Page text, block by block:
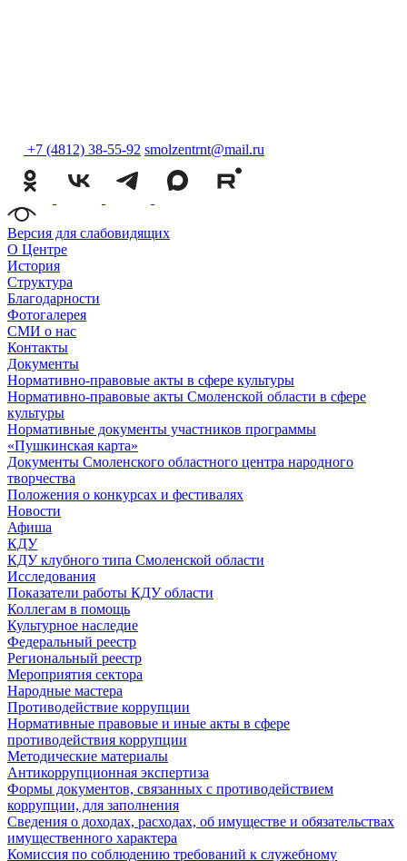
+7 (4812) 38-55-92 smolzentrnt@mail.ru
Версия для слабовидящих
О Центре
История
Структура
Благодарности
Фотогалерея
СМИ о нас
Контакты
Документы
Нормативно-правовые акты в сфере культуры
Нормативно-правовые акты Смоленской области в сфере
культуры
Нормативные документы участников программы
«Пушкинская карта»
Документы Смоленского областного центра народного
творчества
Положения о конкурсах и фестивалях
Новости
Афиша
КДУ
КДУ клубного типа Смоленской области
Исследования
Показатели работы КДУ области
Коллегам в помощь
Культурное наследие
Федеральный реестр
Региональный реестр
Мероприятия сектора
Народные мастера
Противодействие коррупции
Нормативные правовые и иные акты в сфере
противодействия коррупции
Методические материалы
Антикоррупционная экспертиза
Формы документов, связанных с противодействием
коррупции, для заполнения
Сведения о доходах, расходах, об имуществе и обязательствах
имущественного характера
Комиссия по соблюдению требований к служебному